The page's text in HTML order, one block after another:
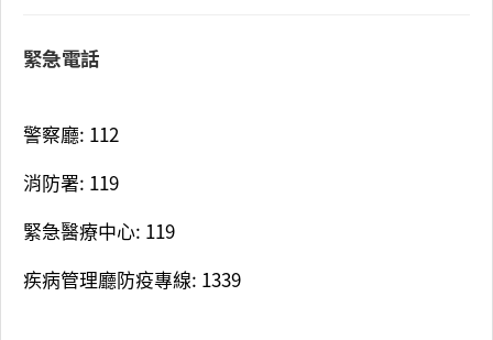
緊急電話
警察廳: 112
消防署: 119
緊急醫療中心: 119
疾病管理廳防疫專線: 1339